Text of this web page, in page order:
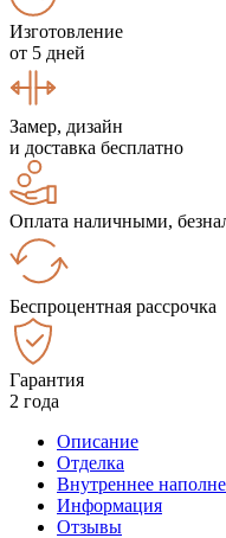
Изготовление
от 5 дней
Замер, дизайн
и доставка бесплатно
Оплата наличными,
Беспроцентная рассрочка
Гарантия
2 года
Описание
Отделка
Внутреннее
Информация
Отзывы